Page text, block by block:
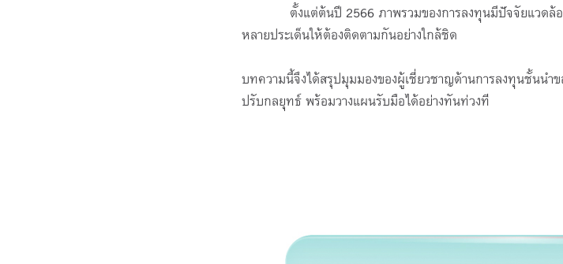
ตั้งแต่ต้นปี 2566 ภาพรวมของการลงทุนมีปัจจัยแวดล้อมที่
หลายประเด็นให้ต้องติดตามกันอย่างใกล้ชิด
บทความนี้จึงได้สรุปมุมมองของผู้เชี่ยวชาญด้านการลงทุนชั้นนำ
ปรับกลยุทธ์ พร้อมวางแผนรับมือได้อย่างทันท่วงที